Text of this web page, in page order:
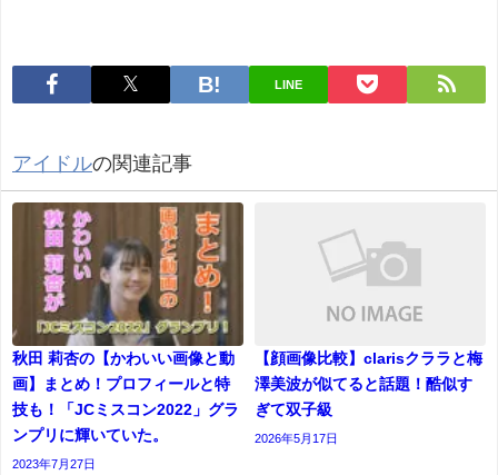
LINE
アイドルの関連記事
秋田 莉杏の【かわいい画像と動
画】まとめ！プロフィールと特
技も！「JCミスコン2022」グラ
ンプリに輝いていた。
2023年7月27日
【顔画像比較】clarisクララと梅
澤美波が似てると話題！酷似す
ぎて双子級
2026年5月17日